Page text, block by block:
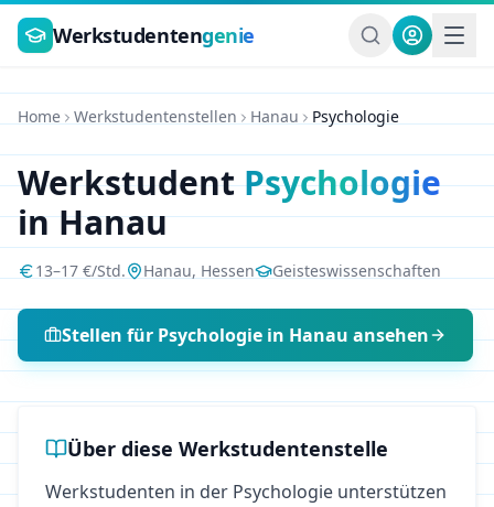
Zum Hauptinhalt springen
Werkstudentengenie
Home Werkstudentenstellen Hanau Psychologie
WerkstudentPsychologie
inHanau
13–17 €/Std. Hanau, Hessen Geisteswissenschaften
Stellen für Psychologie in Hanau ansehen
Über diese Werkstudentenstelle
Werkstudenten in der Psychologie unterstützen